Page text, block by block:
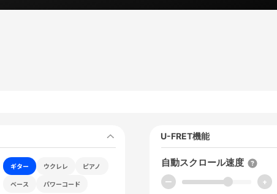
ギター ウクレレ
ピアノ
ベース
パワーコード
U-FRET機能
自動スクロール速度
ー +